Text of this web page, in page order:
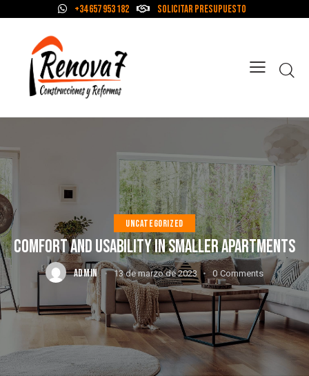
+34 657 953 182 Solicitar Presupuesto
UNCATEGORIZED
COMFORT AND USABILITY IN SMALLER APARTMENTS
ADMIN 13 de marzo de 2023 0 Comments